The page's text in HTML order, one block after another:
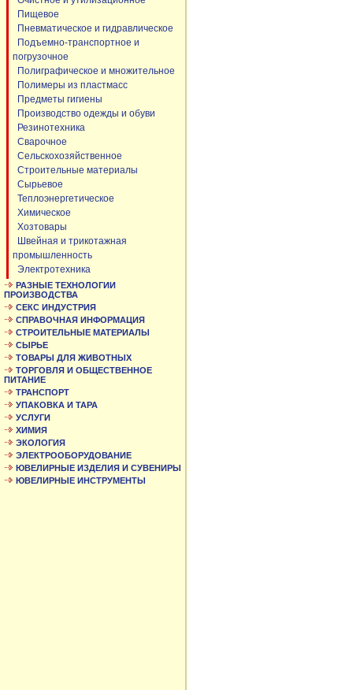
Пищевое
Пневматическое и гидравлическое
Подъемно-транспортное и
погрузочное
Полиграфическое и множительное
Полимеры из пластмасс
Предметы гигиены
Производство одежды и обуви
Резинотехника
Сварочное
Сельскохозяйственное
Строительные материалы
Сырьевое
Теплоэнергетическое
Химическое
Хозтовары
Швейная и трикотажная
промышленность
Электротехника
РАЗНЫЕ ТЕХНОЛОГИИ
ПРОИЗВОДСТВА
СЕКС ИНДУСТРИЯ
СПРАВОЧНАЯ ИНФОРМАЦИЯ
СТРОИТЕЛЬНЫЕ МАТЕРИАЛЫ
СЫРЬЕ
ТОВАРЫ ДЛЯ ЖИВОТНЫХ
ТОРГОВЛЯ И ОБЩЕСТВЕННОЕ
ПИТАНИЕ
ТРАНСПОРТ
УПАКОВКА И ТАРА
УСЛУГИ
ХИМИЯ
ЭКОЛОГИЯ
ЭЛЕКТРООБОРУДОВАНИЕ
ЮВЕЛИРНЫЕ ИЗДЕЛИЯ И СУВЕНИРЫ
ЮВЕЛИРНЫЕ ИНСТРУМЕНТЫ